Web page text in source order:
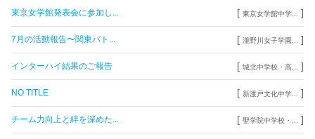
東京女学館発表会に参加し... [ 東京女学館中学... ]
7月の活動報告〜関東バト... [ 瀧野川女子学園... ]
インターハイ結果のご報告 [ 城北中学校・高... ]
NO TITLE [ 新渡戸文化中学... ]
チーム力向上と絆を深めた... [ 聖学院中学校・... ]